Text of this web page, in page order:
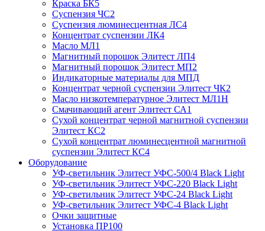
Краска БК5
Суспензия ЧС2
Суспензия люминесцентная ЛС4
Концентрат суспензии ЛК4
Масло МЛ1
Магнитный порошок Элитест ЛП4
Магнитный порошок Элитест МП2
Индикаторные материалы для МПД
Концентрат черной суспензии Элитест ЧК2
Масло низкотемпературное Элитест МЛ1Н
Смачивающий агент Элитест СА1
Сухой концентрат черной магнитной суспензии
Элитест КС2
Сухой концентрат люминесцентной магнитной
суспензии Элитест КС4
Оборудование
УФ-светильник Элитест УФС-500/4 Black Light
УФ-светильник Элитест УФС-220 Black Light
УФ-светильник Элитест УФС-24 Black Light
УФ-светильник Элитест УФС-4 Black Light
Очки защитные
Установка ПР100